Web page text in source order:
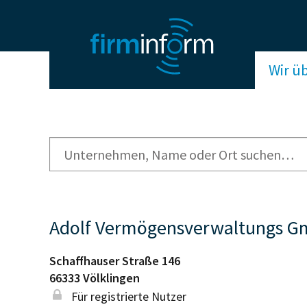
Wir
Adolf Vermögensverwaltungs
Schaffhauser Straße 146
66333 Völklingen
Für registrierte Nutzer